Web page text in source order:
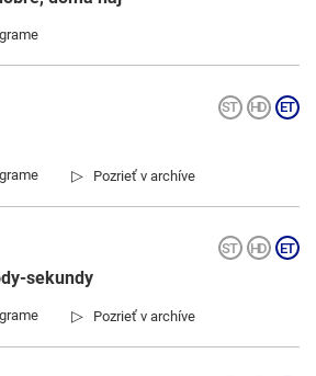
▷ Pozrieť v archíve
sekundy
▷ Pozrieť v archíve